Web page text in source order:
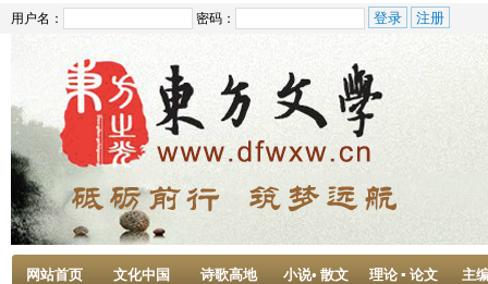
用户名： 密码：
网站首页 文化中国 诗歌高地 小说• 散文 理论 ▪ 论文 主